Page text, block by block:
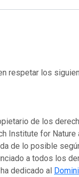
respetar los
de los
Institute for Nature
de lo posible
a todos los
dedicado al